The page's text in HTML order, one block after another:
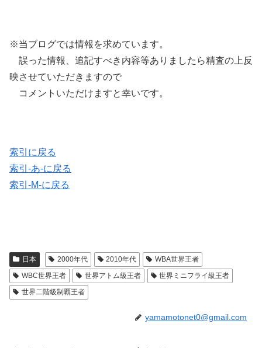
※当ブログでは情報を求めています。
誤った情報、追記すべき内容等ありましたら精査の上反
映させていただきますので
コメントいただけますと幸いです。
索引に戻る
索引-あ-に戻る
索引-M-に戻る
日本 2000年代 2010年代
WBA世界王者
WBC世界王者
世界アトム級王者
世界ミニフライ級王者
世界二階級制覇王者
yamamotonet0@gmail.com